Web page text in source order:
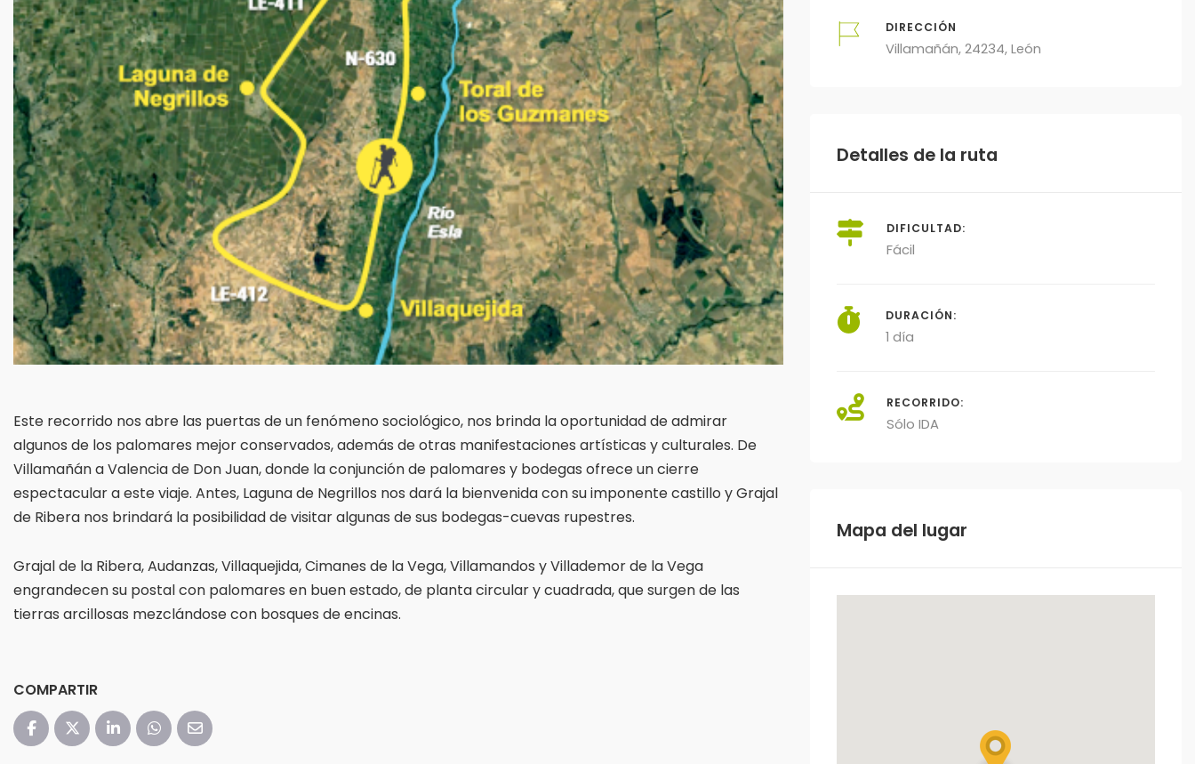
Este recorrido nos abre las puertas de un fenómeno sociológico, nos brinda la oportunidad de admirar
algunos de los palomares mejor conservados, además de otras manifestaciones artísticas y culturales. De
Villamañán a Valencia de Don Juan, donde la conjunción de palomares y bodegas ofrece un cierre
espectacular a este viaje. Antes, Laguna de Negrillos nos dará la bienvenida con su imponente castillo y Grajal
de Ribera nos brindará la posibilidad de visitar algunas de sus bodegas-cuevas rupestres.
Grajal de la Ribera, Audanzas, Villaquejida, Cimanes de la Vega, Villamandos y Villademor de la Vega
engrandecen su postal con palomares en buen estado, de planta circular y cuadrada, que surgen de las
tierras arcillosas mezclándose con bosques de encinas.
COMPARTIR
DIRECCIÓN
Villamañán, 24234, León
Detalles de la ruta
DIFICULTAD:
Fácil
DURACIÓN:
1 día
RECORRIDO:
Sólo IDA
Mapa del lugar